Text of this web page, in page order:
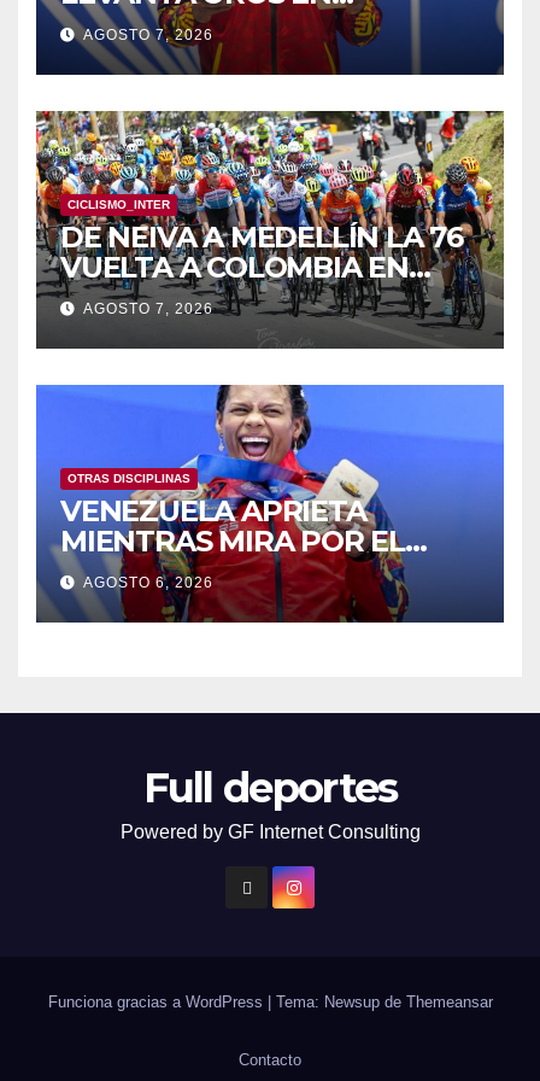
HALTEROFILIA Y TIRO
AGOSTO 7, 2026
CICLISMO_INTER
DE NEIVA A MEDELLÍN LA 76
VUELTA A COLOMBIA EN
BICICLETA
AGOSTO 7, 2026
OTRAS DISCIPLINAS
VENEZUELA APRIETA
MIENTRAS MIRA POR EL
RETROVISOR
AGOSTO 6, 2026
Full deportes
Powered by GF Internet Consulting
Funciona gracias a WordPress Tema: Newsup de Themeansar
Contacto